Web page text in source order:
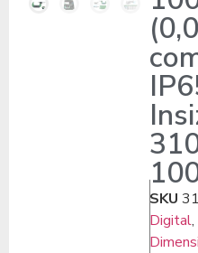
SKU
Digital,